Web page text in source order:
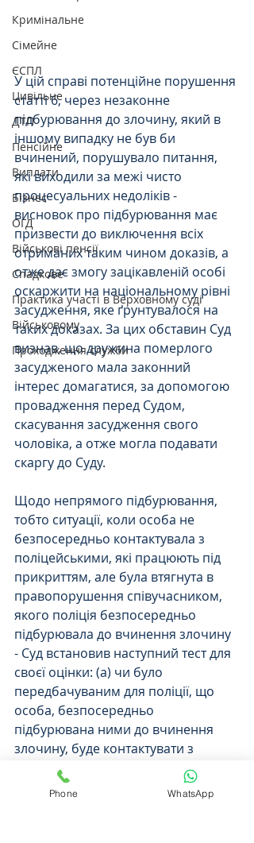
Кримінальне
Сімейне
ЄСПЛ
Цивільне
ДТП
Пенсійне
Виплати
Бізнес
ОГД
Військові пенсії
Спадкове
Практика участі в Верховному суді
Військовому
Проходження служби
У цій справі потенційне порушення
статті 6, через незаконне
підбурювання до злочину, який в
іншому випадку не був би
вчинений, порушувало питання,
які виходили за межі чисто
процесуальних недоліків -
висновок про підбурювання має
призвести до виключення всіх
отриманих таким чином доказів, а
отже дає змогу зацікавленій особі
оскаржити на національному рівні
засудження, яке ґрунтувалося на
таких доказах. За цих обставин Суд
визнав, що дружина померлого
засудженого мала законний
інтерес домагатися, за допомогою
провадження перед Судом,
скасування засудження свого
чоловіка, а отже могла подавати
скаргу до Суду.
Щодо непрямого підбурювання,
тобто ситуації, коли особа не
безпосередньо контактувала з
поліцейськими, які працюють під
прикриттям, але була втягнута в
правопорушення співучасником,
якого поліція безпосередньо
підбурювала до вчинення злочину
- Суд встановив наступний тест для
своєї оцінки: (а) чи було
передбачуваним для поліції, що
особа, безпосередньо
підбурювана ними до вчинення
злочину, буде контактувати з
іншими особами для участі у
злочині; (b) чи визначалася
Phone WhatsApp